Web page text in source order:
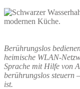
Berührungslos
heimische WLAN-
Sprache mit Hilfe von
berührungslos steuern
ist.